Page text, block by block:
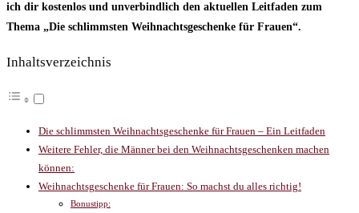
ich dir kostenlos und unverbindlich den aktuellen Leitfaden zum
Thema „Die schlimmsten Weihnachtsgeschenke für Frauen“.
Inhaltsverzeichnis
Die schlimmsten Weihnachtsgeschenke für Frauen – Ein Leitfaden
Weitere Fehler, die Männer bei den Weihnachtsgeschenken machen
können:
Weihnachtsgeschenke für Frauen: So machst du alles richtig!
Bonustipp: